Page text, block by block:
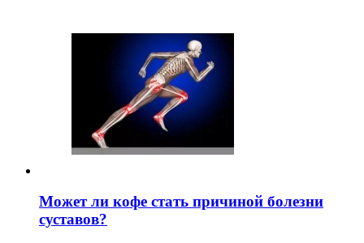
Может ли кофе стать причиной болезни
суставов?